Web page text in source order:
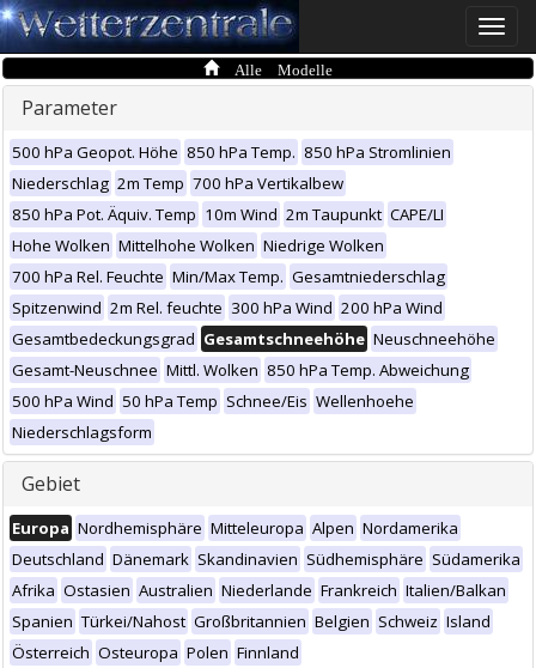
Toggle
Alle Modelle
Parameter
500 hPa Geopot. Höhe 850 hPa Temp. 850 hPa Stromlinien
Niederschlag 2m Temp 700 hPa Vertikalbew
850 hPa Pot. Äquiv. Temp 10m Wind 2m Taupunkt CAPE/LI
Hohe Wolken Mittelhohe Wolken Niedrige Wolken
700 hPa Rel. Feuchte Min/Max Temp. Gesamtniederschlag
Spitzenwind 2m Rel. feuchte 300 hPa Wind 200 hPa Wind
Gesamtbedeckungsgrad Gesamtschneehöhe Neuschneehöhe
Gesamt-Neuschnee Mittl. Wolken 850 hPa Temp. Abweichung
500 hPa Wind 50 hPa Temp Schnee/Eis Wellenhoehe
Niederschlagsform
Gebiet
Europa Nordhemisphäre Mitteleuropa Alpen Nordamerika
Deutschland Dänemark Skandinavien Südhemisphäre Südamerika
Afrika Ostasien Australien Niederlande Frankreich Italien/Balkan
Spanien Türkei/Nahost Großbritannien Belgien Schweiz Island
Österreich Osteuropa Polen Finnland